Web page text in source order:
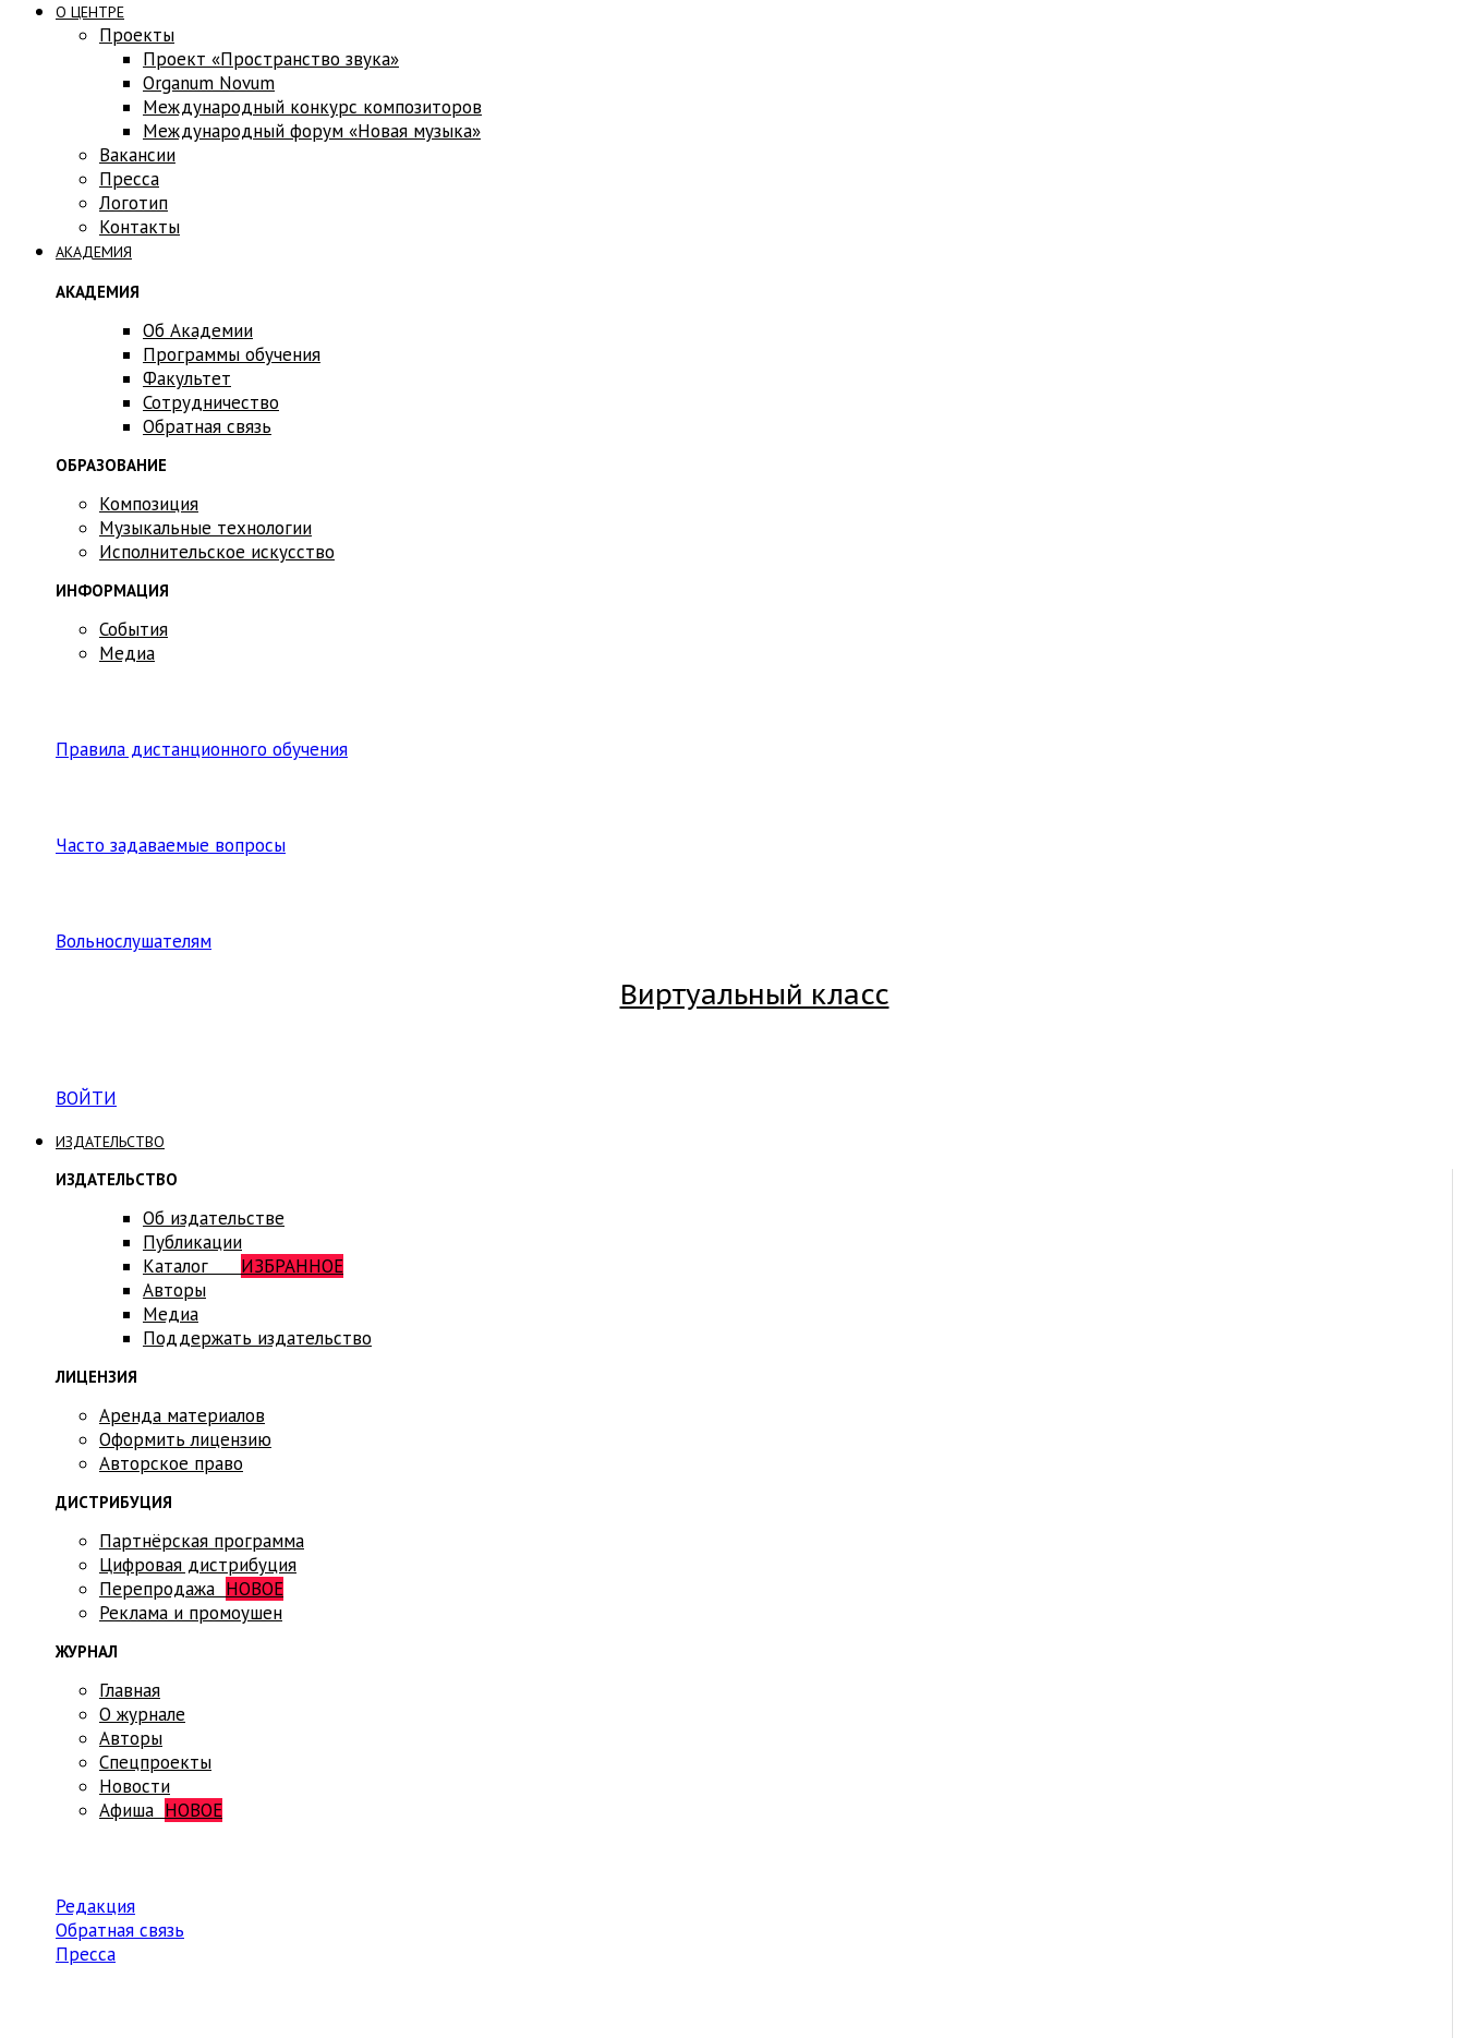
О ЦЕНТРЕ
Проекты
Проект «Пространство звука»
Оrganum Novum
Международный конкурс композиторов
Международный форум «Новая музыка»
Вакансии
Пресса
Логотип
Контакты
АКАДЕМИЯ
АКАДЕМИЯ
Об Академии
Программы обучения
Факультет
Сотрудничество
Обратная связь
ОБРАЗОВАНИЕ
Композиция
Музыкальные технологии
Исполнительское искусство
ИНФОРМАЦИЯ
События
Медиа
Правила дистанционного обучения
Часто задаваемые вопросы
Вольнослушателям
Виртуальный класс
ВОЙТИ
ИЗДАТЕЛЬСТВО
ИЗДАТЕЛЬСТВО
Об издательстве
Публикации
Каталог ИЗБРАННОЕ
Авторы
Медиа
Поддержать издательство
ЛИЦЕНЗИЯ
Аренда материалов
Оформить лицензию
Авторское право
ДИСТРИБУЦИЯ
Партнёрская программа
Цифровая дистрибуция
Перепродажа НОВОЕ
Реклама и промоушен
ЖУРНАЛ
Главная
О журнале
Авторы
Спецпроекты
Новости
Афиша НОВОЕ
Редакция
Обратная связь
Пресса